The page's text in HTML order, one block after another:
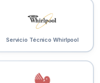
Servicio Técnico Whirlpool